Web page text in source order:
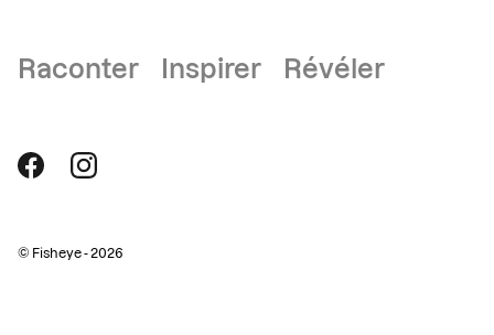
Raconter Inspirer Révéler
© Fisheye - 2026